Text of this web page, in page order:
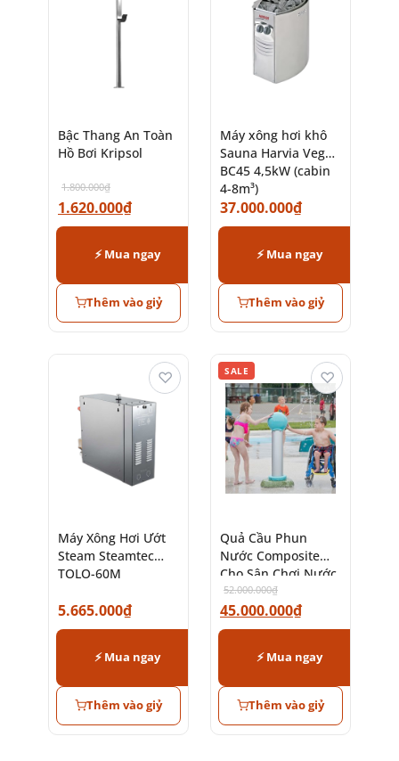
Bậc Thang An Toàn
Hồ Bơi Kripsol
1.800.000₫
1.620.000₫
⚡ Mua ngay
Thêm vào giỷ
Máy xông hơi khô
Sauna Harvia Vega
BC45 4,5kW (cabin
4-8m³)
37.000.000₫
⚡ Mua ngay
Thêm vào giỷ
Máy Xông Hơi Ướt
Steam Steamtec
TOLO-60M
5.665.000₫
⚡ Mua ngay
Thêm vào giỷ
♡ SALE
Quả Cầu Phun
Nước Composite
Cho Sân Chơi Nước
Trẻ Em
52.000.000₫
45.000.000₫
⚡ Mua ngay
Thêm vào giỷ
♡